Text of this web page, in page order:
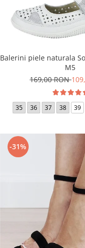
Balerini piele naturala
M5
169,00 RON
35 36 37 38 39
-31%